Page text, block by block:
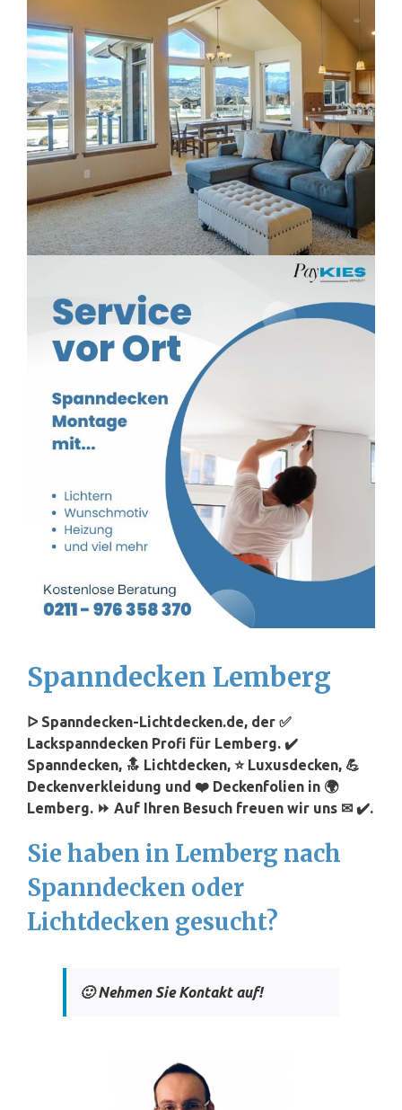
Spanndecken Lemberg
ᐅ Spanndecken-Lichtdecken.de, der ✅
Lackspanndecken Profi für Lemberg. ✔️
Spanndecken, 🔝 Lichtdecken, ⭐ Luxusdecken, 💪
Deckenverkleidung und ❤️ Deckenfolien in 🌍
Lemberg. ⏩ Auf Ihren Besuch freuen wir uns ✉ ✔️.
Sie haben in Lemberg nach
Spanndecken oder
Lichtdecken gesucht?
🙂 Nehmen Sie Kontakt auf!